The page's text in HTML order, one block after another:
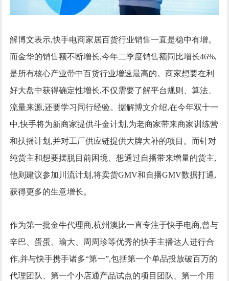
解博文表示,快手电商家居百货行业销售一直是稳中有增。
而金华的销售额不断增长,今年二季度销售额同比增长46%,
是所有核心产业带中百货行业增速最高的。商家想要在利
好大盘中获得确定性增长,不仅需要了解平台规则、算法、
流量来源,还要学习同行经验。据解博文介绍,在今年双十一
中,快手将为新商家提供斗金计划,为老商家带来商家训练营
和扶摇计划,并对工厂供应链提供大牌大补的项目。而针对
纯货主和想要摆脱目前困境、想通过自播带来增量的货主,
他则建议参加川流计划,将卖货GMV和自播GMV数据打通,
获得更多的生意增长。
作为第一批金牛代理商,杭州澳比一直专注于快手电商,曾与
辛巴、蛋蛋、瑜大、周周珍等优秀的快手主播达人进行合
作,并与快手携手诸多“第一”,包括第一个单品投放破百万的
代理团队、第一个小店通产品试点的项目团队、第一个用